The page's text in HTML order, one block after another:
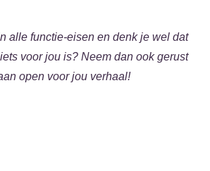
alle functie-eisen en denk je wel dat
voor jou is? Neem dan ook gerust
open voor jou verhaal!